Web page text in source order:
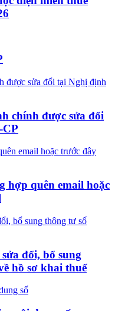
chính được sửa đổi
CP
hợp quên email hoặc
đổi, bổ sung
hồ sơ khai thuế